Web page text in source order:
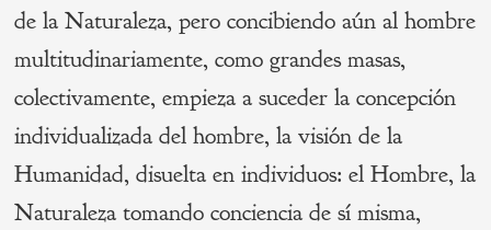
de la Naturaleza, pero concibiendo aún al hombre
multitudinariamente, como grandes masas,
colectivamente, empieza a suceder la concepción
individualizada del hombre, la visión de la
Humanidad, disuelta en individuos: el Hombre, la
Naturaleza tomando conciencia de sí misma,